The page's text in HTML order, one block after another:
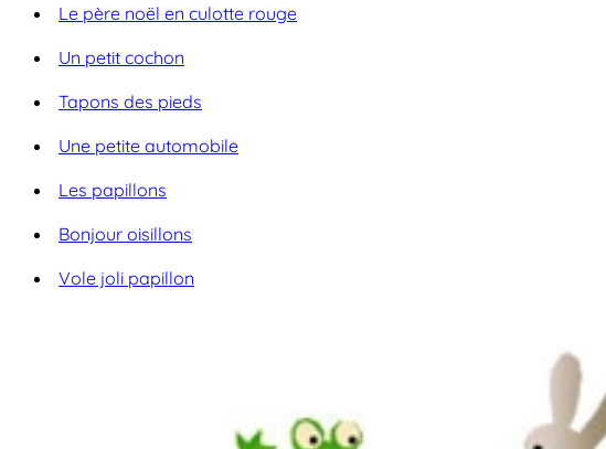
Le père noël en culotte rouge
Un petit cochon
Tapons des pieds
Une petite automobile
Les papillons
Bonjour oisillons
Vole joli papillon